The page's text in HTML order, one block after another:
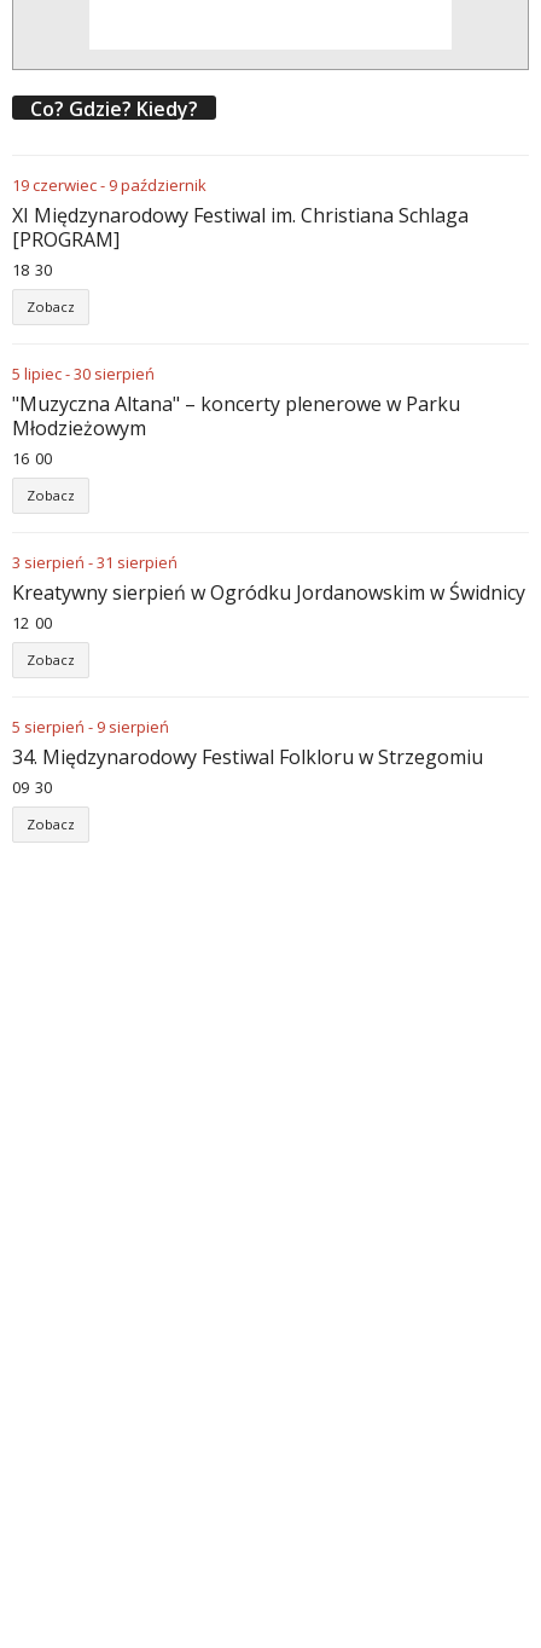
Co? Gdzie? Kiedy?
19czerwiec- 9październik
XI Międzynarodowy Festiwal im. Christiana Schlaga
[PROGRAM]
18 30
Zobacz
5 lipiec-30 sierpień
"Muzyczna Altana" – koncerty plenerowe w Parku
Młodzieżowym
16 00
Zobacz
3 sierpień -31 sierpień
Kreatywny sierpień w Ogródku Jordanowskim w Świdnicy
12 00
Zobacz
5 sierpień - 9 sierpień
34. Międzynarodowy Festiwal Folkloru w Strzegomiu
09 30
Zobacz